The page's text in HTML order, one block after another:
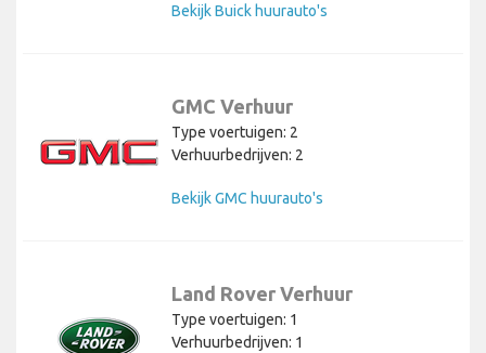
Bekijk Buick huurauto's
GMC Verhuur
Type voertuigen: 2
Verhuurbedrijven: 2
Bekijk GMC huurauto's
Land Rover Verhuur
Type voertuigen: 1
Verhuurbedrijven: 1